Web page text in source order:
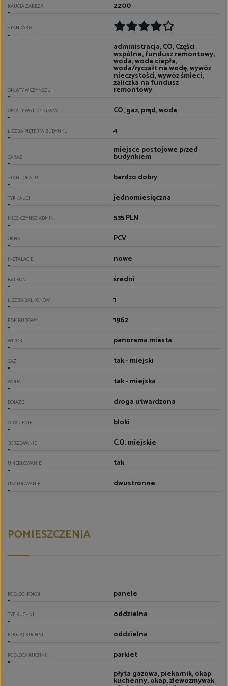
KAUCJA ZABEZP. 2200
STANDARD
OPŁATY W CZYNSZU
administracja, CO, Części
wspólne, fundusz remontowy,
woda, woda ciepła,
woda/ryczałt na wodę, wywóz
nieczystości, wywóz śmieci,
zaliczka na fundusz
remontowy
OPŁATY WG LICZNIKÓW CO, gaz, prąd, woda
LICZBA PIĘTER W BUDYNKU 4
GARAŻ
miejsce postojowe przed
budynkiem
STAN LOKALU bardzo dobry
TYP KAUCJI jednomiesięczna
MIES. CZYNSZ ADMIN. 535 PLN
OKNA PCV
INSTALACJE nowe
BALKON średni
LICZBA BALKONÓW 1
ROK BUDOWY 1962
WIDOK panorama miasta
GAZ tak - miejski
WODA tak - miejska
DOJAZD droga utwardzona
OTOCZENIE bloki
OGRZEWANIE C.O. miejskie
UMEBLOWANIE tak
USYTUOWANIE dwustronne
POMIESZCZENIA
PODŁOGI POKOI panele
TYP KUCHNI oddzielna
RODZAJ KUCHNI oddzielna
PODŁOGA KUCHNI parkiet
płyta gazowa, piekarnik, okap
kuchenny, okap, zlewozmywak